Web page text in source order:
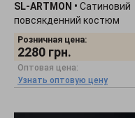
SL-ARTMON • Сатиновий
повсякденний костюм
ÁRTMON 6765.2
Розничная цена:
2280 грн.
Оптовая цена:
Узнать оптовую цену